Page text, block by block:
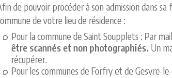
de pouvoir procéder à son admission dans
de votre lieu de résidence :
Pour la commune de Saint Soupplets : Par
être scannés et non photographiés. Un
récupérer.
Pour les communes de Forfry et de Gesvre-